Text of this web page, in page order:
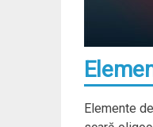
Elemente